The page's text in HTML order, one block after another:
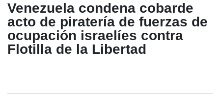
Venezuela condena cobarde
acto de piratería de fuerzas de
ocupación israelíes contra
Flotilla de la Libertad